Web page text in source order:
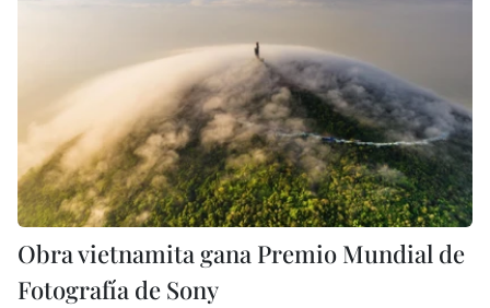
Obra vietnamita gana Premio Mundial de
Fotografía de Sony